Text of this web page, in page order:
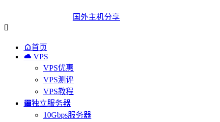
国外主机分享

首页
 VPS
VPS优惠
VPS测评
VPS教程
独立服务器
10Gbps服务器